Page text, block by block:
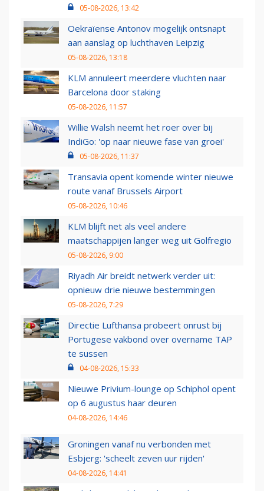
05-08-2026, 13:42
Oekraïense Antonov mogelijk ontsnapt
aan aanslag op luchthaven Leipzig
05-08-2026, 13:18
KLM annuleert meerdere vluchten naar
Barcelona door staking
05-08-2026, 11:57
Willie Walsh neemt het roer over bij
IndiGo: 'op naar nieuwe fase van groei'
05-08-2026, 11:37
Transavia opent komende winter nieuwe
route vanaf Brussels Airport
05-08-2026, 10:46
KLM blijft net als veel andere
maatschappijen langer weg uit Golfregio
05-08-2026, 9:00
Riyadh Air breidt netwerk verder uit:
opnieuw drie nieuwe bestemmingen
05-08-2026, 7:29
Directie Lufthansa probeert onrust bij
Portugese vakbond over overname TAP
te sussen
04-08-2026, 15:33
Nieuwe Privium-lounge op Schiphol opent
op 6 augustus haar deuren
04-08-2026, 14:46
Groningen vanaf nu verbonden met
Esbjerg: 'scheelt zeven uur rijden'
04-08-2026, 14:41